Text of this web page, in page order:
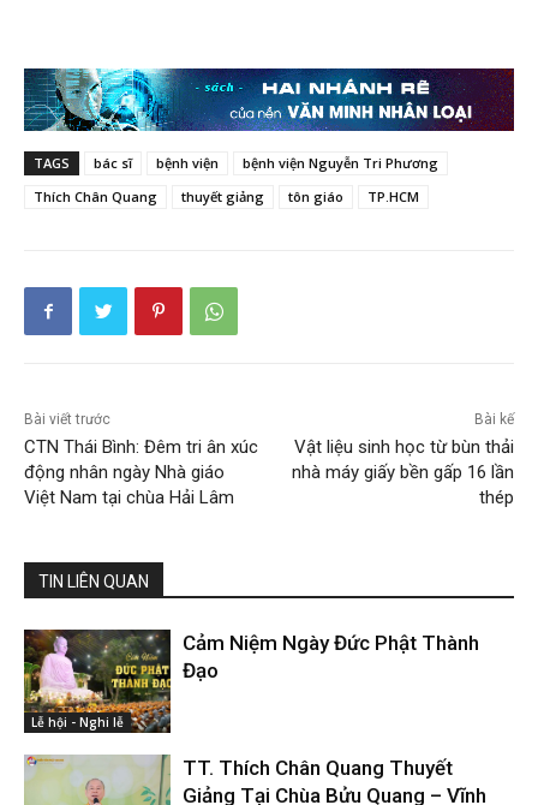
TAGS bác sĩ bệnh viện
bệnh viện Nguyễn Tri Phương
Thích Chân Quang
thuyết giảng tôn giáo TP.HCM
Bài viết trước
CTN Thái Bình: Đêm tri ân xúc
động nhân ngày Nhà giáo
Việt Nam tại chùa Hải Lâm
Bài kế
Vật liệu sinh học từ bùn thải
nhà máy giấy bền gấp 16 lần
thép
TIN LIÊN QUAN
Lễ hội - Nghi lễ
Cảm Niệm Ngày Đức Phật Thành
Đạo
TT. Thích Chân Quang Thuyết
Giảng Tại Chùa Bửu Quang – Vĩnh